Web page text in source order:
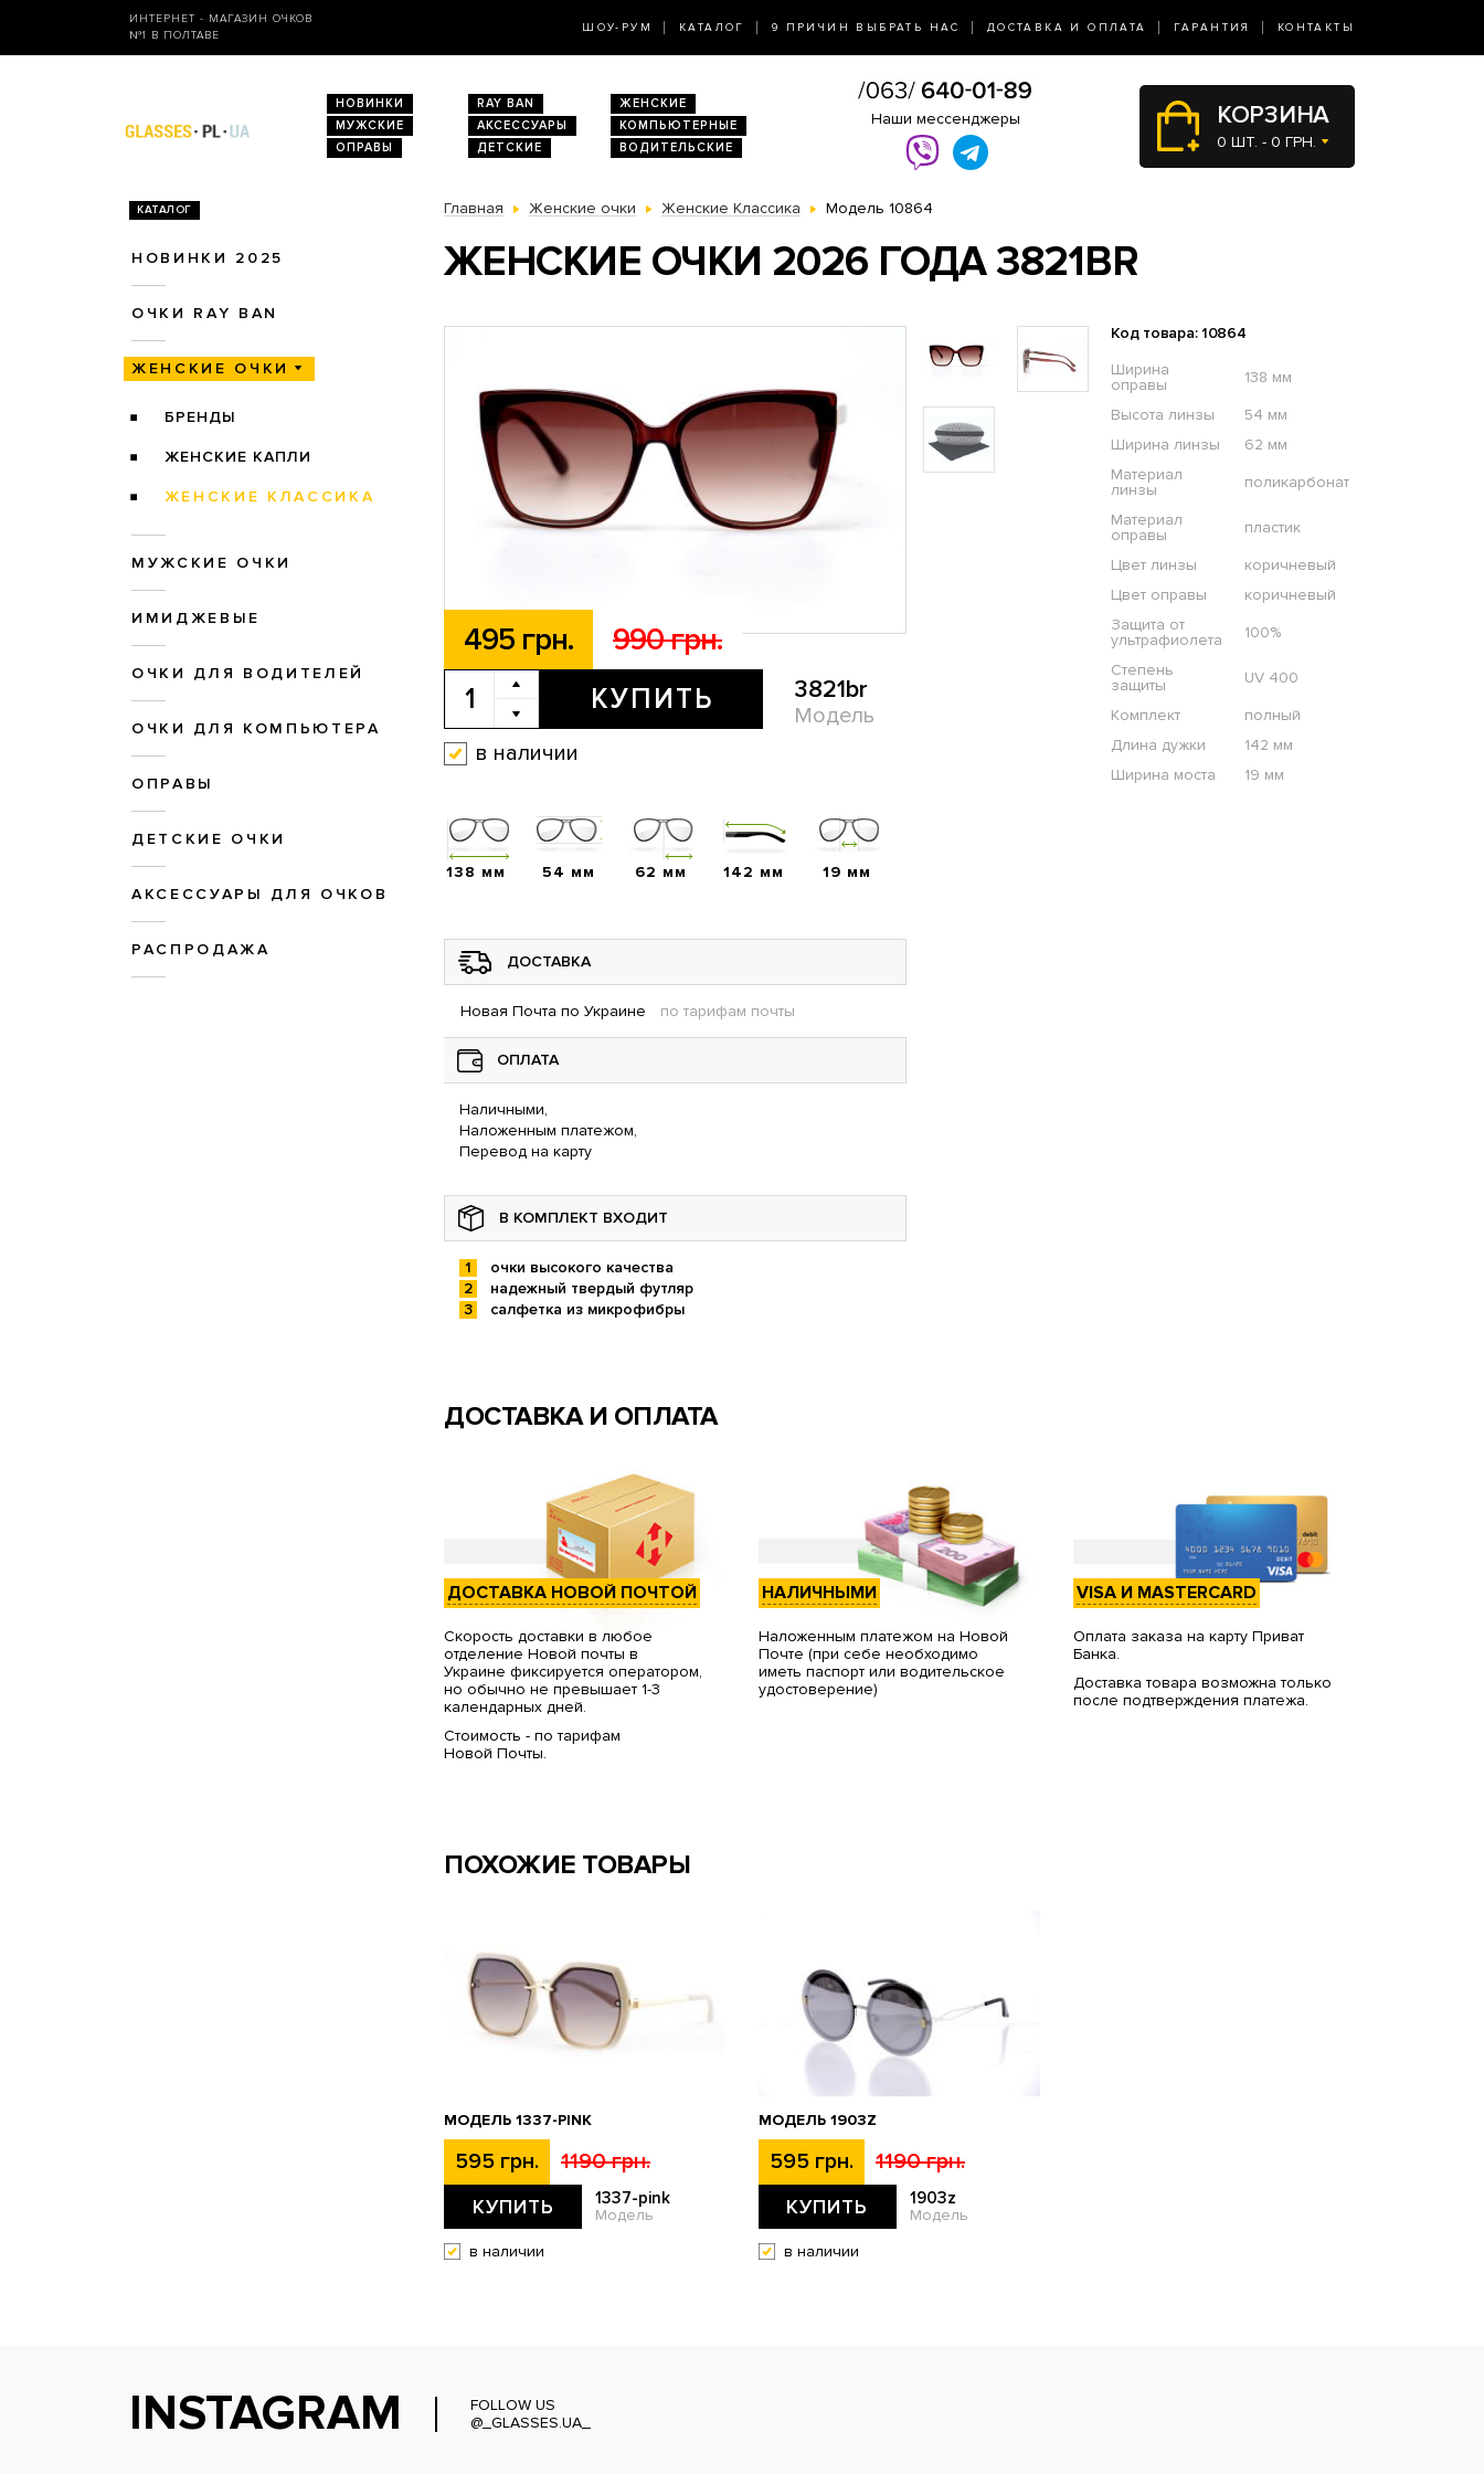
ИНТЕРНЕТ - МАГАЗИН ОЧКОВ
№1 В ПОЛТАВЕ
ШОУ-РУМ КАТАЛОГ 9 ПРИЧИН ВЫБРАТЬ НАС ДОСТАВКА И ОПЛАТА ГАРАНТИЯ КОНТАКТЫ
НОВИНКИ RAY BAN
ЖЕНСКИЕ
МУЖСКИЕ
АКСЕССУАРЫ
КОМПЬЮТЕРНЫЕ
ОПРАВЫ
ДЕТСКИЕ ВОДИТЕЛЬСКИЕ
Наши мессенджеры КОРЗИНА
0 ШТ. - 0 ГРН.
КАТАЛОГ
НОВИНКИ 2025
ОЧКИ RAY BAN
ЖЕНСКИЕ ОЧКИ
БРЕНДЫ
ЖЕНСКИЕ КАПЛИ
ЖЕНСКИЕ КЛАССИКА
МУЖСКИЕ ОЧКИ
ИМИДЖЕВЫЕ
ОЧКИ ДЛЯ ВОДИТЕЛЕЙ
ОЧКИ ДЛЯ КОМПЬЮТЕРА
ОПРАВЫ
ДЕТСКИЕ ОЧКИ
АКСЕССУАРЫ ДЛЯ ОЧКОВ
РАСПРОДАЖА
Главная Женские очки Женские Классика Модель 10864
ЖЕНСКИЕ ОЧКИ 2026 ГОДА 3821BR
495 грн. 990 грн.
КУПИТЬ 3821br
Модель
в наличии
Код товара: 10864
Ширина
оправы
138 мм
Высота линзы
54 мм
Ширина линзы
62 мм
Материал
линзы
поликарбонат
Материал
оправы
пластик
Цвет линзы
коричневый
Цвет оправы
коричневый
Защита от
ультрафиолета
100%
Степень
защиты
UV 400
Комплект
полный
Длина дужки
142 мм
Ширина моста
19 мм
138 мм 54 мм 62 мм 142 мм 19 мм
ДОСТАВКА
Новая Почта по Украине по тарифам почты
ОПЛАТА
Наличными,
Наложенным платежом,
Перевод на карту
В КОМПЛЕКТ ВХОДИТ
очки высокого качества
надежный твердый футляр
салфетка из микрофибры
ДОСТАВКА И ОПЛАТА
ДОСТАВКА НОВОЙ ПОЧТОЙ
Скорость доставки в любое
отделение Новой почты в
Украине фиксируется оператором,
но обычно не превышает 1-3
календарных дней.
Стоимость - по тарифам
Новой Почты.
НАЛИЧНЫМИ
Наложенным платежом на Новой
Почте (при себе необходимо
иметь паспорт или водительское
удостоверение)
VISA И MASTERCARD
Оплата заказа на карту Приват
Банка.
Доставка товара возможна только
после подтверждения платежа.
ПОХОЖИЕ ТОВАРЫ
МОДЕЛЬ 1337-PINK
595 грн. 1190 грн.
КУПИТЬ 1337-pink
Модель
в наличии
МОДЕЛЬ 1903Z
595 грн. 1190 грн.
КУПИТЬ 1903z
Модель
в наличии
INSTAGRAM
FOLLOW US
@_GLASSES.UA_